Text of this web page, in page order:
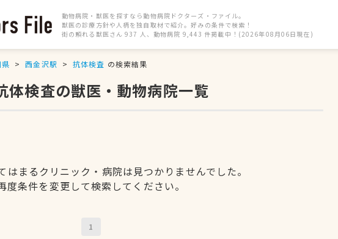
動物病院・獣医を探すなら動物病院ドクターズ・ファイル。
獣医の診療方針や人柄を独自取材で紹介。好みの条件で検索！
街の頼れる獣医さん 937 人、動物病院 9,443 件掲載中！(2026年08月06日現在)
西金沢駅 抗体検査 の検索結果
体検査の獣医・動物病院一覧
はまるクリニック・病院は見つかりませんでした。
度条件を変更して検索してください。
1